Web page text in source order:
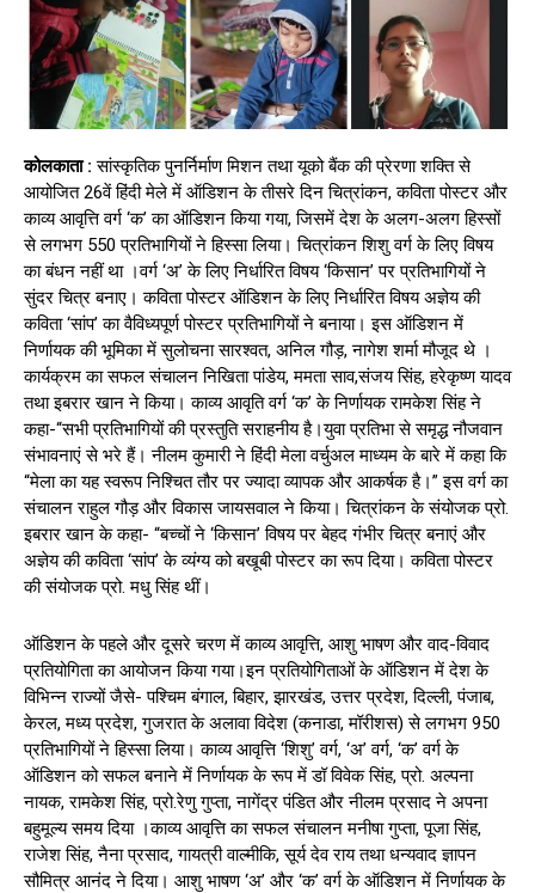
कोलकाता : सांस्कृतिक पुनर्निर्माण मिशन तथा यूको बैंक की प्रेरणा शक्ति से
आयोजित 26वें हिंदी मेले में ऑडिशन के तीसरे दिन चित्रांकन, कविता पोस्टर और
काव्य आवृत्ति वर्ग ‘क’ का ऑडिशन किया गया, जिसमें देश के अलग-अलग हिस्सों
से लगभग 550 प्रतिभागियों ने हिस्सा लिया। चित्रांकन शिशु वर्ग के लिए विषय
का बंधन नहीं था ।वर्ग ‘अ’ के लिए निर्धारित विषय ‘किसान’ पर प्रतिभागियों ने
सुंदर चित्र बनाए। कविता पोस्टर ऑडिशन के लिए निर्धारित विषय अज्ञेय की
कविता ‘सांप’ का वैविध्यपूर्ण पोस्टर प्रतिभागियों ने बनाया। इस ऑडिशन में
निर्णायक की भूमिका में सुलोचना सारश्वत, अनिल गौड़, नागेश शर्मा मौजूद थे ।
कार्यक्रम का सफल संचालन निखिता पांडेय, ममता साव,संजय सिंह, हरेकृष्ण यादव
तथा इबरार खान ने किया। काव्य आवृति वर्ग ‘क’ के निर्णायक रामकेश सिंह ने
कहा-“सभी प्रतिभागियों की प्रस्तुति सराहनीय है।युवा प्रतिभा से समृद्ध नौजवान
संभावनाएं से भरे हैं। नीलम कुमारी ने हिंदी मेला वर्चुअल माध्यम के बारे में कहा कि
“मेला का यह स्वरूप निश्चित तौर पर ज्यादा व्यापक और आकर्षक है।” इस वर्ग का
संचालन राहुल गौड़ और विकास जायसवाल ने किया। चित्रांकन के संयोजक प्रो.
इबरार खान के कहा- “बच्चों ने ‘किसान’ विषय पर बेहद गंभीर चित्र बनाएं और
अज्ञेय की कविता ‘सांप’ के व्यंग्य को बखूबी पोस्टर का रूप दिया। कविता पोस्टर
की संयोजक प्रो. मधु सिंह थीं।
ऑडिशन के पहले और दूसरे चरण में काव्य आवृत्ति, आशु भाषण और वाद-विवाद
प्रतियोगिता का आयोजन किया गया।इन प्रतियोगिताओं के ऑडिशन में देश के
विभिन्न राज्यों जैसे- पश्चिम बंगाल, बिहार, झारखंड, उत्तर प्रदेश, दिल्ली, पंजाब,
केरल, मध्य प्रदेश, गुजरात के अलावा विदेश (कनाडा, मॉरीशस) से लगभग 950
प्रतिभागियों ने हिस्सा लिया। काव्य आवृत्ति ‘शिशु’ वर्ग, ‘अ’ वर्ग, ‘क’ वर्ग के
ऑडिशन को सफल बनाने में निर्णायक के रूप में डॉ विवेक सिंह, प्रो. अल्पना
नायक, रामकेश सिंह, प्रो.रेणु गुप्ता, नागेंद्र पंडित और नीलम प्रसाद ने अपना
बहुमूल्य समय दिया ।काव्य आवृत्ति का सफल संचालन मनीषा गुप्ता, पूजा सिंह,
राजेश सिंह, नैना प्रसाद, गायत्री वाल्मीकि, सूर्य देव राय तथा धन्यवाद ज्ञापन
सौमित्र आनंद ने दिया। आशु भाषण ‘अ’ और ‘क’ वर्ग के ऑडिशन में निर्णायक के